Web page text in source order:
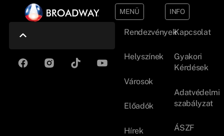
MENÜ
Rendezvények
Helyszínek
Városok
Előadók
Hírek
INFO
Kapcsolat
Gyakori
Kérdések
Adatvédelmi
szabályzat
ÁSZF